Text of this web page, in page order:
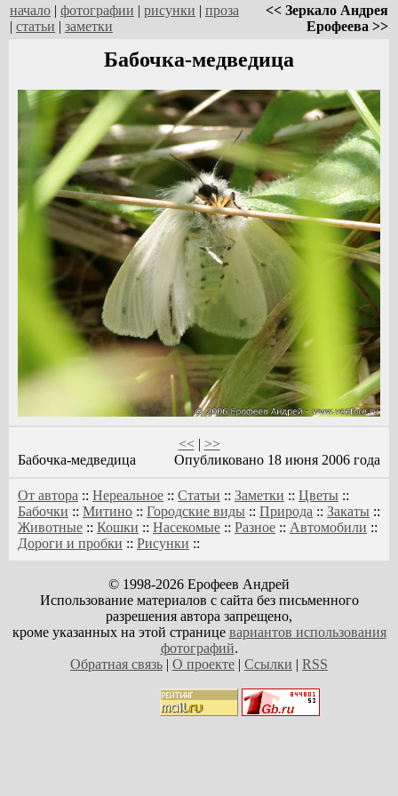
начало | фотографии | рисунки | проза
| статьи | заметки
<< Зеркало Андрея
Ерофеева >>
Бабочка-медведица
<<| >>
Бабочка-медведица
Опубликовано 18 июня 2006 года
От автора :: Нереальное :: Статьи :: Заметки :: Цветы ::
Бабочки :: Митино :: Городские виды :: Природа :: Закаты ::
Животные :: Кошки :: Насекомые :: Разное :: Автомобили ::
Дороги и пробки :: Рисунки ::
© 1998-2026 Ерофеев Андрей
Использование материалов с сайта без письменного
разрешения автора запрещено,
кроме указанных на этой странице вариантов использования
фотографий.
Обратная связь | О проекте | Ссылки | RSS